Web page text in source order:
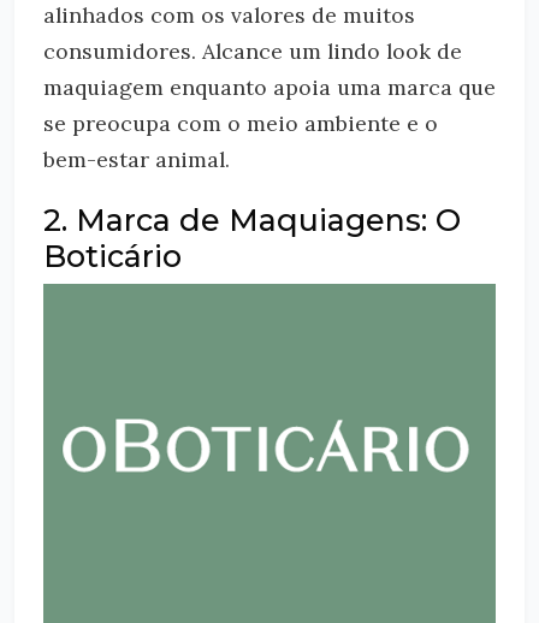
alinhados com os valores de muitos
consumidores. Alcance um lindo look de
maquiagem enquanto apoia uma marca que
se preocupa com o meio ambiente e o
bem-estar animal.
2. Marca de Maquiagens: O
Boticário